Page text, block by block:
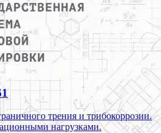
трения и трибокоррозии.
нагрузками.